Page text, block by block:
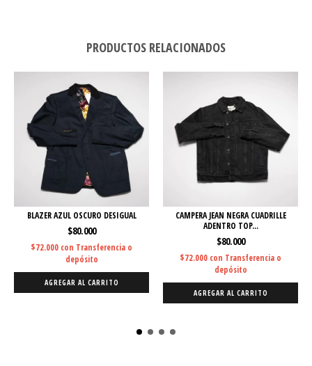
PRODUCTOS RELACIONADOS
BLAZER AZUL OSCURO DESIGUAL
$80.000
$72.000 con Transferencia o
depósito
AGREGAR AL CARRITO
CAMPERA JEAN NEGRA CUADRILLE
ADENTRO TOP...
$80.000
$72.000 con Transferencia o
depósito
AGREGAR AL CARRITO